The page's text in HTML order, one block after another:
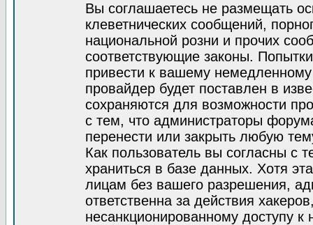
Вы соглашаетесь не размещать
клеветнических сообщений,
национальной розни и прочих
соответствующие законы.
привести к вашему
провайдер будет поставлен в
сохраняются для возможности
с тем, что администраторы
перенести или закрыть любую
Как пользователь вы согласны с
храниться в базе данных. Хотя
лицам без вашего разрешения,
ответственна за действия
несанкционированному доступу к